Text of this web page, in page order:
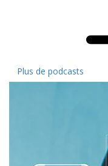
Plus de podcasts